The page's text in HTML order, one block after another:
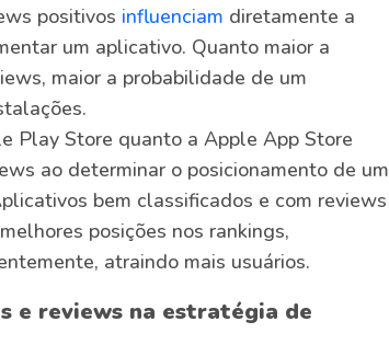
positivos influenciam diretamente a
um aplicativo. Quanto maior a
maior a probabilidade de um
Play Store quanto a Apple App Store
ao determinar o posicionamento de um
bem classificados e com reviews
posições nos rankings,
atraindo mais usuários.
e reviews na estratégia de